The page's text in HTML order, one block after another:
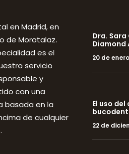
en Madrid, en
de Moratalaz.
es el
servicio
y
con una
basada en la
de cualquier
Dra. Sara
Diamond
20 de
El uso
22 de